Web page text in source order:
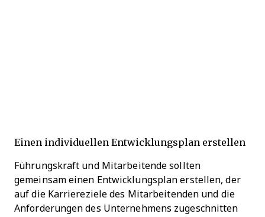
Einen individuellen Entwicklungsplan erstellen
Führungskraft und Mitarbeitende sollten
gemeinsam einen Entwicklungsplan erstellen, der
auf die Karriereziele des Mitarbeitenden und die
Anforderungen des Unternehmens zugeschnitten